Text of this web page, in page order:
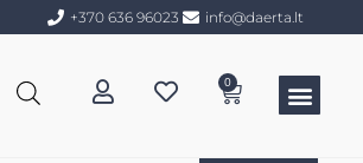
+370 636 96023 info@daerta.lt
0